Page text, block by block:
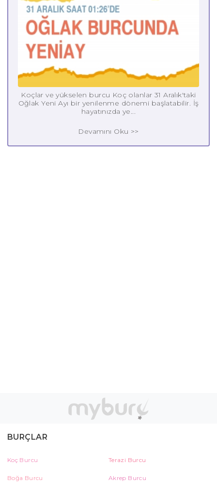
Koçlar ve yükselen burcu Koç olanlar 31 Aralık'taki
Oğlak Yeni Ayı bir yenilenme dönemi başlatabilir. İş
hayatınızda ye...
Devamını Oku >>
BURÇLAR
Koç Burcu Terazi Burcu
Boğa Burcu Akrep Burcu